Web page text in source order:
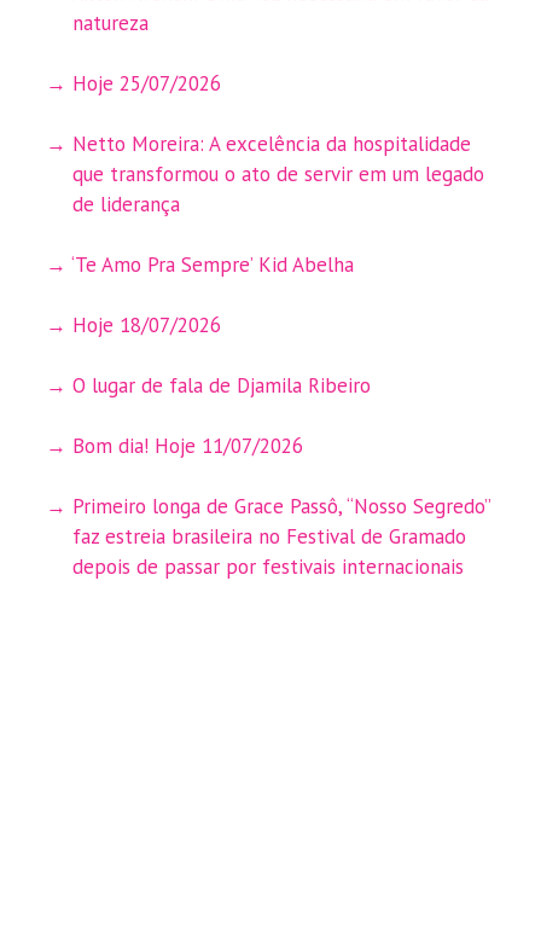
natureza
Hoje 25/07/2026
Netto Moreira: A excelência da hospitalidade
que transformou o ato de servir em um legado
de liderança
‘Te Amo Pra Sempre’ Kid Abelha
Hoje 18/07/2026
O lugar de fala de Djamila Ribeiro
Bom dia! Hoje 11/07/2026
Primeiro longa de Grace Passô, “Nosso Segredo”
faz estreia brasileira no Festival de Gramado
depois de passar por festivais internacionais